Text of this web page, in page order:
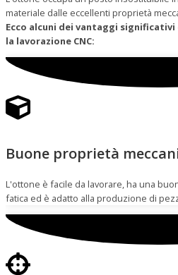
materiale dalle eccellenti proprietà
Ecco alcuni dei vantaggi
la lavorazione CNC:
Buone proprietà
L'ottone è facile da lavorare, ha una
fatica ed è adatto alla produzione di